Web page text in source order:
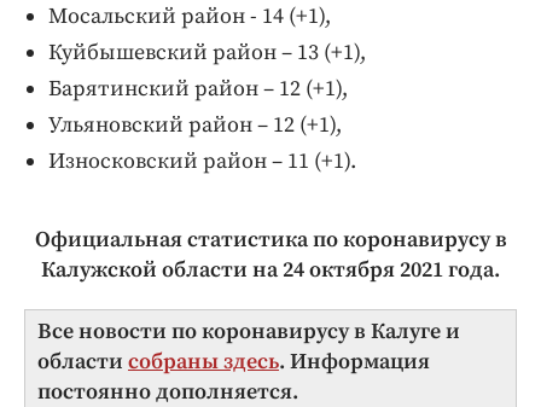
Мосальский район - 14 (+1),
Куйбышевский район – 13 (+1),
Барятинский район – 12 (+1),
Ульяновский район – 12 (+1),
Износковский район – 11 (+1).
Официальная статистика по коронавирусу в
Калужской области на 24 октября 2021года.
Все новости по коронавирусу в Калуге и
области собраны здесь. Информация
постоянно дополняется.